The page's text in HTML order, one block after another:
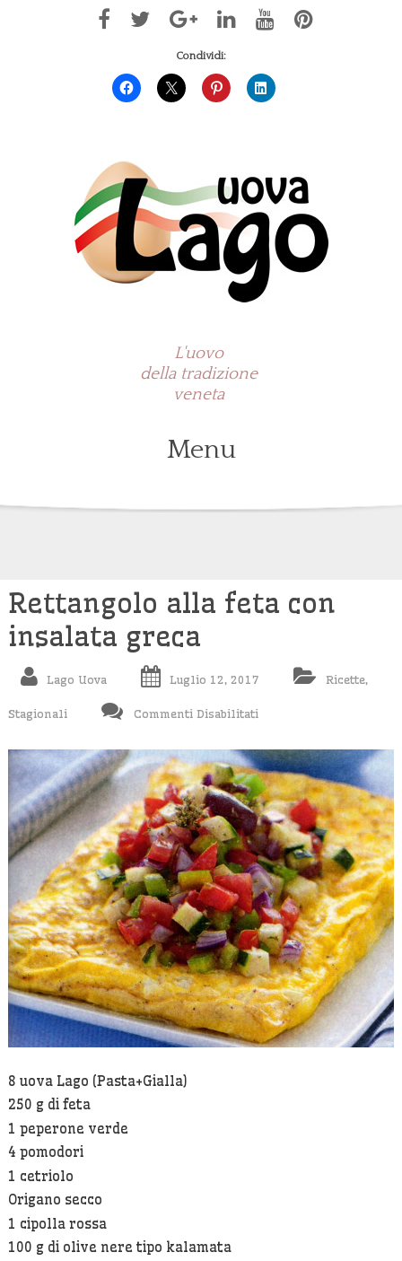
Condividi:
L'uovo
della tradizione
veneta
Menu
Rettangolo alla feta con
insalata greca
Lago Uova Luglio 12, 2017 Ricette,
Stagionali Commenti Disabilitati
Alla
Feta
Con
Insalata
Greca
8 uova Lago (Pasta+Gialla)
250 g di feta
1 peperone verde
4 pomodori
1 cetriolo
Origano secco
1 cipolla rossa
100 g di olive nere tipo kalamata